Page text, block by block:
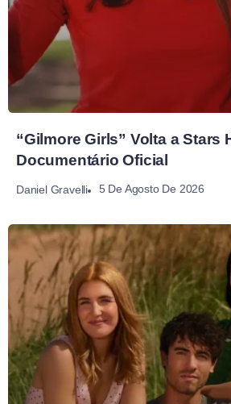
“Gilmore Girls” Volta a Stars
Documentário Oficial
Daniel Gravelli 5 De Agosto De 2026